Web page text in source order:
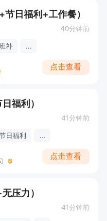
日福利+工作餐）
40分钟前
补 ...
点击查看
福利）
41分钟前
日福利 ...
点击查看
压力）
41分钟前